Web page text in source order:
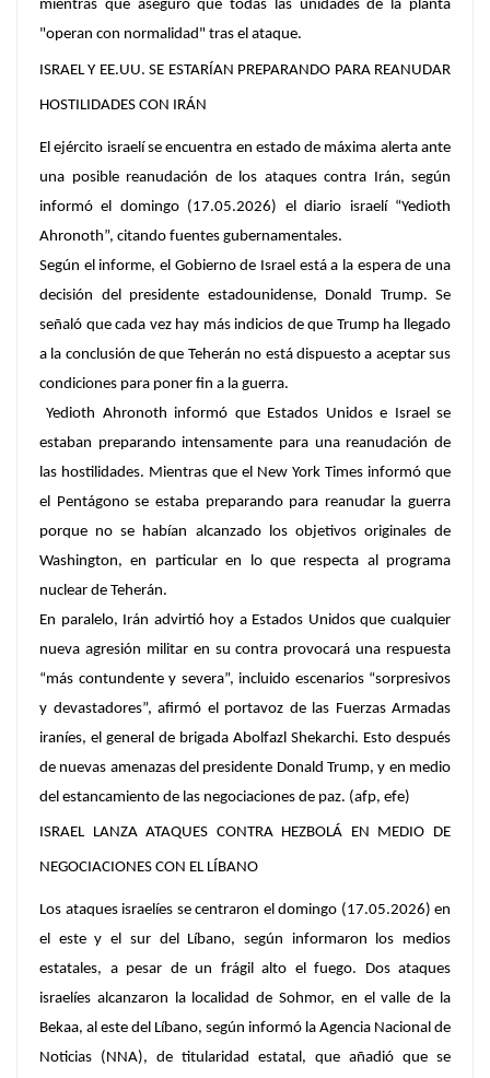
mientras que aseguró que todas las unidades de la planta
"operan con normalidad" tras el ataque.
ISRAEL Y EE.UU. SE ESTARÍAN PREPARANDO PARA REANUDAR
HOSTILIDADES CON IRÁN
El ejército israelí se encuentra en estado de máxima alerta ante
una posible reanudación de los ataques contra Irán, según
informó el domingo (17.05.2026) el diario israelí “Yedioth
Ahronoth”, citando fuentes gubernamentales.
Según el informe, el Gobierno de Israel está a la espera de una
decisión del presidente estadounidense, Donald Trump. Se
señaló que cada vez hay más indicios de que Trump ha llegado
a la conclusión de que Teherán no está dispuesto a aceptar sus
condiciones para poner fin a la guerra.
Yedioth Ahronoth informó que Estados Unidos e Israel se
estaban preparando intensamente para una reanudación de
las hostilidades. Mientras que el New York Times informó que
el Pentágono se estaba preparando para reanudar la guerra
porque no se habían alcanzado los objetivos originales de
Washington, en particular en lo que respecta al programa
nuclear de Teherán.
En paralelo, Irán advirtió hoy a Estados Unidos que cualquier
nueva agresión militar en su contra provocará una respuesta
“más contundente y severa”, incluido escenarios “sorpresivos
y devastadores”, afirmó el portavoz de las Fuerzas Armadas
iraníes, el general de brigada Abolfazl Shekarchi. Esto después
de nuevas amenazas del presidente Donald Trump, y en medio
del estancamiento de las negociaciones de paz. (afp, efe)
ISRAEL LANZA ATAQUES CONTRA HEZBOLÁ EN MEDIO DE
NEGOCIACIONES CON EL LÍBANO
Los ataques israelíes se centraron el domingo (17.05.2026) en
el este y el sur del Líbano, según informaron los medios
estatales, a pesar de un frágil alto el fuego. Dos ataques
israelíes alcanzaron la localidad de Sohmor, en el valle de la
Bekaa, al este del Líbano, según informó la Agencia Nacional de
Noticias (NNA), de titularidad estatal, que añadió que se